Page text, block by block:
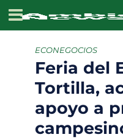
ECONEGOCIOS
Feria del
Tortilla,
apoyo a